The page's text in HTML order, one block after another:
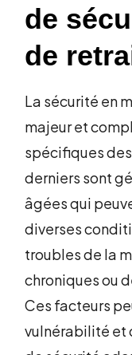
de
de
La sécurité en
majeur et
spécifiques
derniers sont
âgées qui
diverses
troubles de la
chroniques ou
Ces facteurs
vulnérabilité et